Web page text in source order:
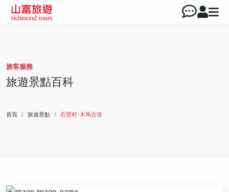
旅客服務
旅遊景點百科
首頁 旅遊景點 石壁村-木馬古道